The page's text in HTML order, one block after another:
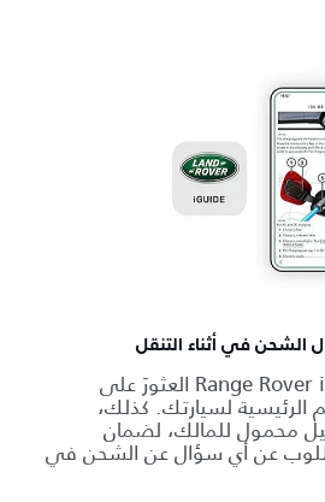
في أثناء التنقل
يسهِّل تطبيقُ Range Rover iGuide العثورَ على
الرئيسية لسيارتك. كذلك،
محمول للمالك، لضمان
عن أي سؤال عن الشحن في